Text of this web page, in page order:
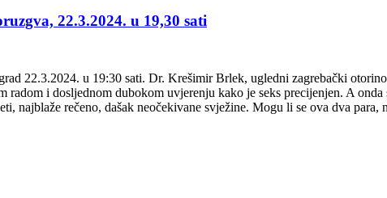
22.3.2024. u 19,30 sati
22.3.2024. u 19:30 sati. Dr. Krešimir Brlek, ugledni zagrebački
i dosljednom dubokom uvjerenju kako je seks precijenjen. A
najblaže rečeno, dašak neočekivane svježine. Mogu li se ova dva para,